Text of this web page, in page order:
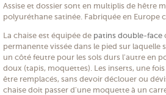
Assise et dossier sont en multiplis de hêtre
polyuréthane satinée. Fabriquée en Europe
La chaise est équipée de patins double-face
permanente vissée dans le pied sur laquelle
un côté feutre pour les sols durs l'autre en
doux (tapis, moquettes). Les inserts, une
être remplacés, sans devoir déclouer ou
chaise doit passer d'une moquette à un